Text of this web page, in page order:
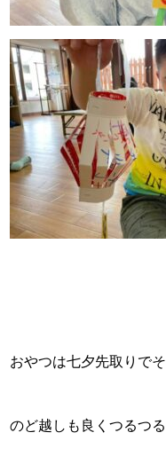
おやつは七夕先取りで
のど越しも良くつるつ